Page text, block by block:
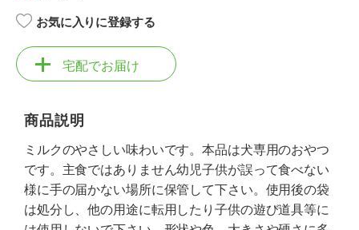
お気に入りに登録する
宅配でお届け
商品説明
ミルクのやさしい味わいです。本品は犬専用のおやつ
です。主食ではありません幼児子供が誤って食べない
様に手の届かない場所に保管して下さい。使用後の袋
は処分し、他の用途に転用したり子供の遊び道具等に